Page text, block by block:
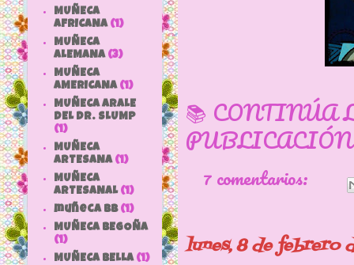
📚 CONTINÚA
7 comentarios:
lunes, 8 de febrero
MUÑECA
AFRICANA (1)
MUÑECA
ALEMANA (3)
MUÑECA
AMERICANA (1)
MUÑECA ARALE
DEL DR. SLUMP
(1)
MUÑECA
ARTESANA (1)
MUÑECA
ARTESANAL (1)
muñeca bb (1)
MUÑECA BEGOÑA
(1)
MUÑECA BELLA (1)